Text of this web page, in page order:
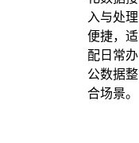
入与处理
便捷，适
配日常办
公数据整
合场景。